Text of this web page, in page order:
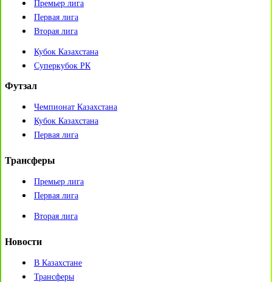
Премьер лига
Первая лига
Вторая лига
Кубок Казахстана
Суперкубок РК
Футзал
Чемпионат Казахстана
Кубок Казахстана
Первая лига
Трансферы
Премьер лига
Первая лига
Вторая лига
Новости
В Казахстане
Трансферы